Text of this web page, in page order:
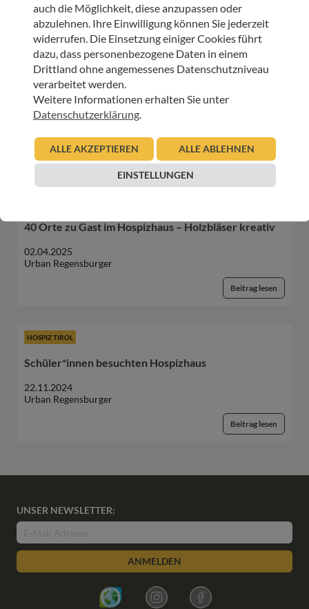
JETZT ONLINE SPENDEN & LIEBEVOLLE BEGLEITUNG
SCHENKEN
WEITERE BEITRÄGE DIESER KATEGORIE
40 Orte zu Gast im Hospizhaus – Holzbläser kreativ
02.04.2025
Urban Regensburger
Beitrag lesen
HOSPIZ TIROL
Schüler*innen besuchten Hospizhaus
22.11.2024
Urban Regensburger
Beitrag lesen
UNSER NEWSLETTER:
ANMELDEN
auch die Möglichkeit, diese anzupassen oder
abzulehnen. Ihre Einwilligung können Sie jederzeit
widerrufen. Die Einsetzung einiger Cookies führt
dazu, dass personenbezogene Daten in einem
Drittland ohne angemessenes Datenschutzniveau
verarbeitet werden.
Weitere Informationen erhalten Sie unter
Datenschutzerklärung
ALLE AKZEPTIEREN ALLE ABLEHNEN
EINSTELLUNGEN